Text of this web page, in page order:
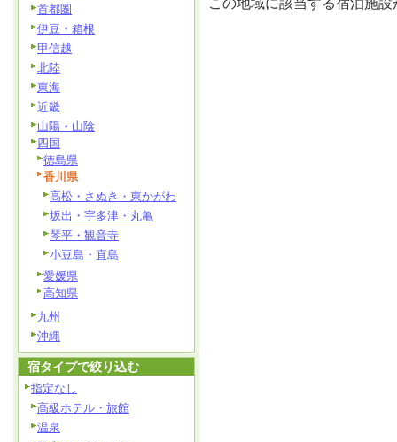
この地域に該当する宿泊施
首都圏
伊豆・箱根
甲信越
北陸
東海
近畿
山陽・山陰
四国
徳島県
香川県
高松・さぬき・東かがわ
坂出・宇多津・丸亀
琴平・観音寺
小豆島・直島
愛媛県
高知県
九州
沖縄
宿タイプで絞り込む
指定なし
高級ホテル・旅館
温泉